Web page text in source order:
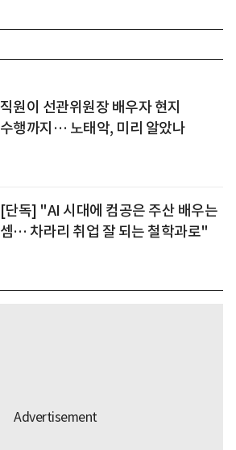
직원이 선관위원장 배우자 현지
수행까지… 노태악, 미리 알았나
[단독] "AI 시대에 컴공은 주산 배우는
셈… 차라리 취업 잘 되는 철학과로"